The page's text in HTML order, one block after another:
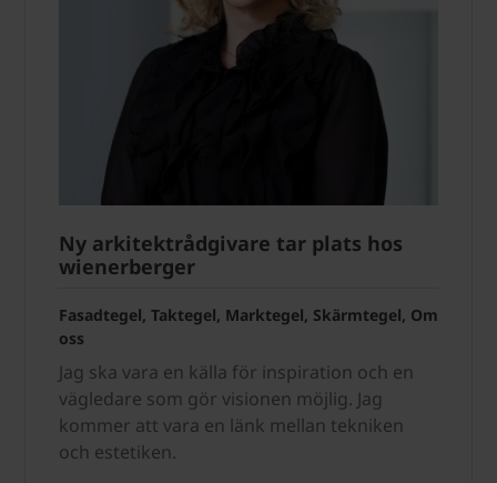
Ny arkitektrådgivare tar plats hos
wienerberger
Fasadtegel, Taktegel, Marktegel, Skärmtegel, Om
oss
Jag ska vara en källa för inspiration och en
vägledare som gör visionen möjlig. Jag
kommer att vara en länk mellan tekniken
och estetiken.